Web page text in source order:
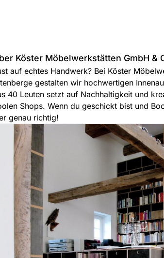
Köster Möbelwerkstätten GmbH &
auf echtes Handwerk? Bei Köster
gestalten wir hochwertigen
40 Leuten setzt auf Nachhaltigkeit und
Shops. Wenn du geschickt bist und
genau richtig!